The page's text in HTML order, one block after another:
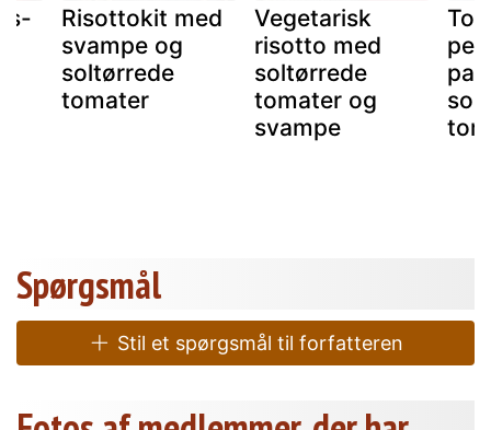
Risottokit med
svampe og
soltørrede
tomater
Vegetarisk
risotto med
soltørrede
tomater og
svampe
Spørgsmål
Stil et spørgsmål til forfatteren